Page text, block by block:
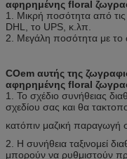
αφηρημένης floral
1. Μικρή ποσότητα από
DHL, το UPS, κ.λπ.
2. Μεγάλη ποσότητα με το
COem αυτής της
αφηρημένης floral
1. Το σχέδιο συνήθειας
σχεδίου σας και θα
κατόπιν μαζική παραγωγή
2. Η συνήθεια ταξινομεί
μπορούν να ρυθμιστούν